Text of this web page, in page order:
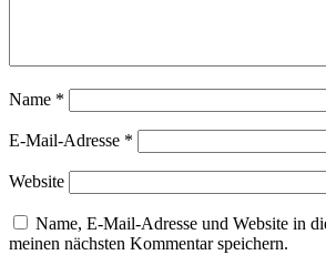
Name *
E-Mail-Adresse *
Website
Name, E-Mail-Adresse und Website in
meinen nächsten Kommentar speichern.